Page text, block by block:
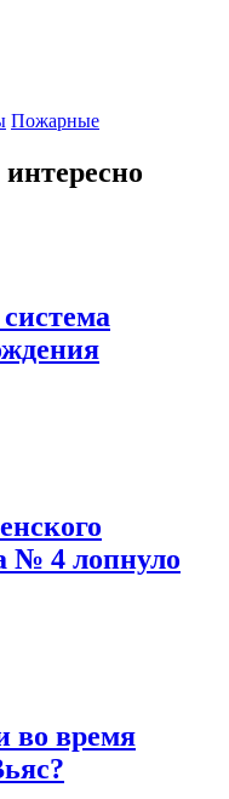
Пожарные
№ 4 лопнуло
во время